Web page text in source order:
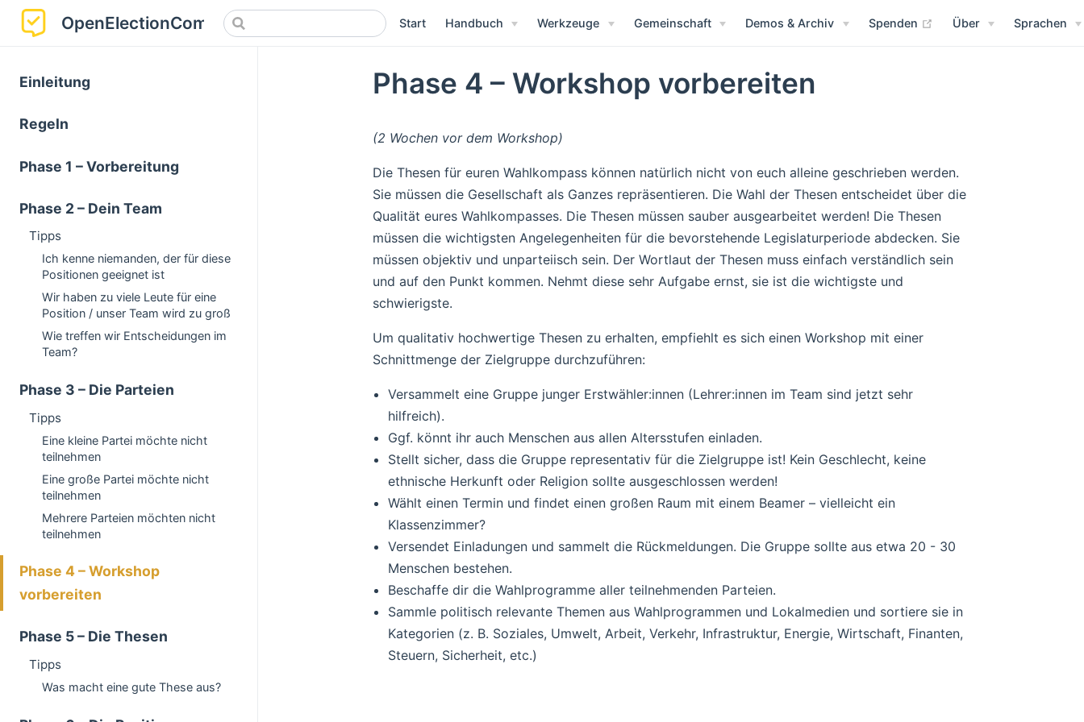
OpenElectionCompass Start Handbuch Werkzeuge Gemeinschaft Demos & Archiv Spenden (opens new window)
Über Sprachen
Einleitung
Regeln
Phase 1 – Vorbereitung
Phase 2 – Dein Team
Tipps
Ich kenne niemanden, der für diese
Positionen geeignet ist
Wir haben zu viele Leute für eine
Position / unser Team wird zu groß
Wie treffen wir Entscheidungen im
Team?
Phase 3 – Die Parteien
Tipps
Eine kleine Partei möchte nicht
teilnehmen
Eine große Partei möchte nicht
teilnehmen
Mehrere Parteien möchten nicht
teilnehmen
Phase 4 – Workshop
vorbereiten
Phase 5 – Die Thesen
Tipps
Was macht eine gute These aus?
Phase 4 – Workshop vorbereiten
(2 Wochen vor dem Workshop)
Die Thesen für euren Wahlkompass können natürlich nicht von euch alleine geschrieben werden.
Sie müssen die Gesellschaft als Ganzes repräsentieren. Die Wahl der Thesen entscheidet über die
Qualität eures Wahlkompasses. Die Thesen müssen sauber ausgearbeitet werden! Die Thesen
müssen die wichtigsten Angelegenheiten für die bevorstehende Legislaturperiode abdecken. Sie
müssen objektiv und unparteiisch sein. Der Wortlaut der Thesen muss einfach verständlich sein
und auf den Punkt kommen. Nehmt diese sehr Aufgabe ernst, sie ist die wichtigste und
schwierigste.
Um qualitativ hochwertige Thesen zu erhalten, empfiehlt es sich einen Workshop mit einer
Schnittmenge der Zielgruppe durchzuführen:
Versammelt eine Gruppe junger Erstwähler:innen (Lehrer:innen im Team sind jetzt sehr
hilfreich).
Ggf. könnt ihr auch Menschen aus allen Altersstufen einladen.
Stellt sicher, dass die Gruppe representativ für die Zielgruppe ist! Kein Geschlecht, keine
ethnische Herkunft oder Religion sollte ausgeschlossen werden!
Wählt einen Termin und findet einen großen Raum mit einem Beamer – vielleicht ein
Klassenzimmer?
Versendet Einladungen und sammelt die Rückmeldungen. Die Gruppe sollte aus etwa 20 - 30
Menschen bestehen.
Beschaffe dir die Wahlprogramme aller teilnehmenden Parteien.
Sammle politisch relevante Themen aus Wahlprogrammen und Lokalmedien und sortiere sie in
Kategorien (z. B. Soziales, Umwelt, Arbeit, Verkehr, Infrastruktur, Energie, Wirtschaft, Finanten,
Steuern, Sicherheit, etc.)